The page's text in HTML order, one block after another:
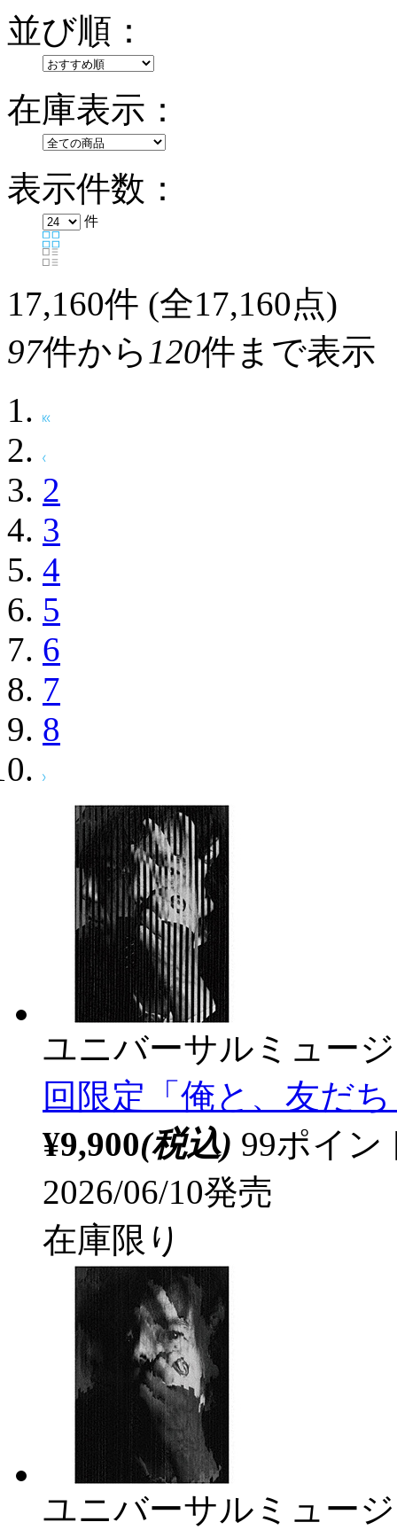
並び順：
在庫表示：
表示件数：
件
17,160件 (全17,160点)
97件から 120件まで表示
2
3
4
5
6
7
8
ユニバーサルミュー
回限定「俺と、友だ
¥9,900(税込) 99ポイ
2026/06/10発売
在庫限り
ユニバーサルミュー